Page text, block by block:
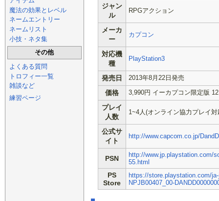
魔法の効果とレベル
ネームエントリー
ネームリスト
小技・ネタ集
その他
よくある質問
トロフィー一覧
雑談など
練習ページ
ジャン
ル
RPGアクション
メーカ
ー
カプコン
対応機
種
PlayStation3
発売日 2013年8月22日発売
価格 3,990円 イーカプコン限定版
プレイ
人数
1~4人(オンライン協力プレイ対
公式サ
イト
http://www.capcom.co.jp/
PSN
http://www.jp.playstation.com/
55.html
PS
Store
https://store.playstation.com/
NPJB00407_00-